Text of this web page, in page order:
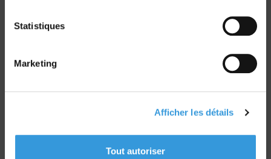
Statistiques
Marketing
Afficher les détails
Tout autoriser
CD 64 - CS22265
F 27950 SAINT MARCEL